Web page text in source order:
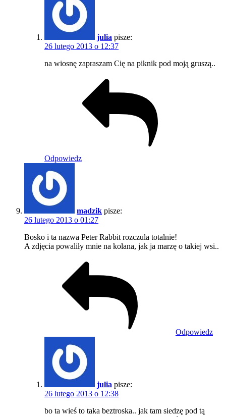
julia pisze:
26 lutego 2013 o 12:37
na wiosnę zapraszam Cię na piknik pod moją gruszą..
Odpowiedz
madzik pisze:
26 lutego 2013 o 01:27
Bosko i ta nazwa Peter Rabbit rozczula totalnie!
A zdjęcia powaliły mnie na kolana, jak ja marzę o takiej wsi..
Odpowiedz
julia pisze:
26 lutego 2013 o 12:38
bo ta wieś to taka beztroska.. jak tam siedzę pod tą